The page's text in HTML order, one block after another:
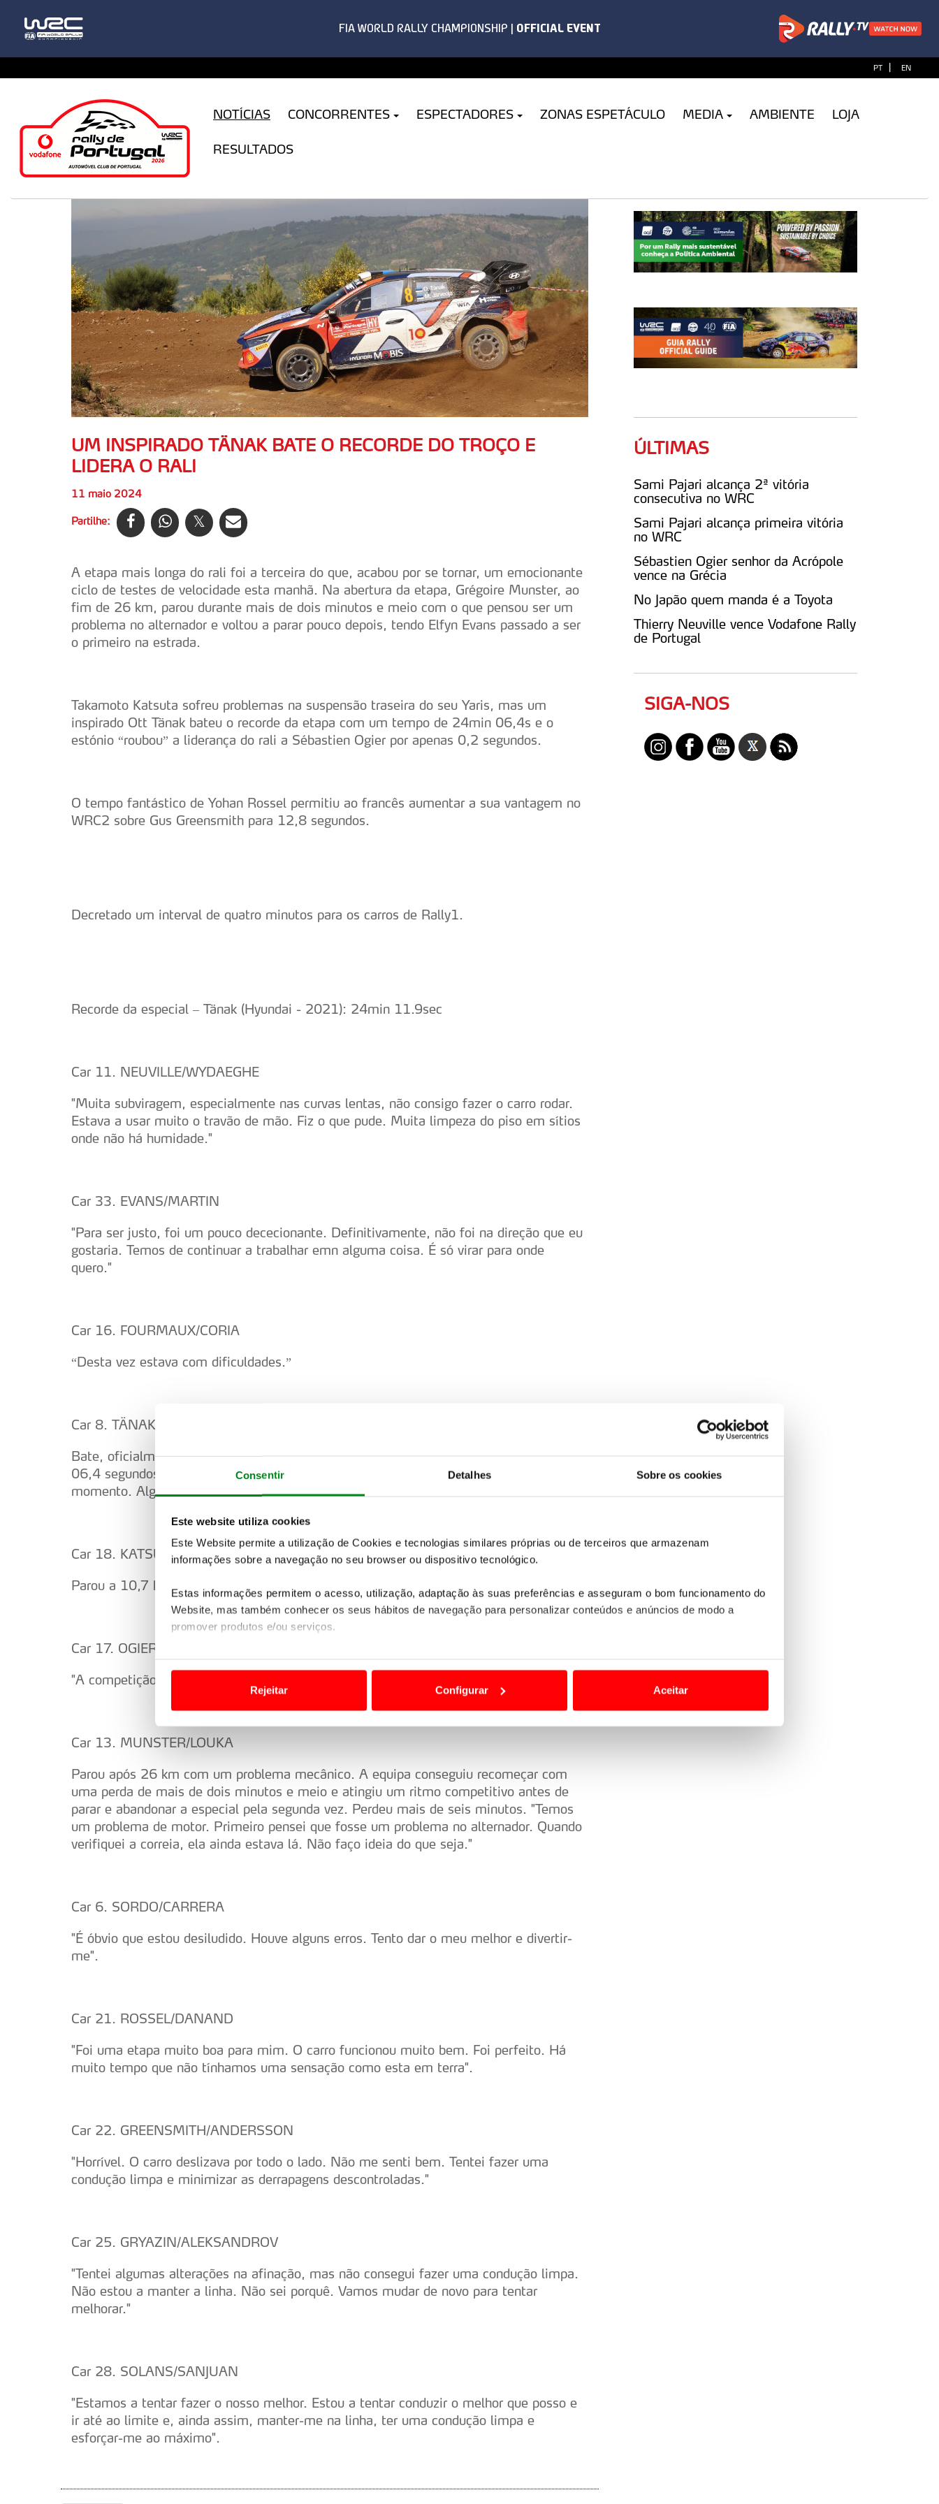
Consentir Detalhes Sobre os cookies
Este website utiliza cookies
Este Website permite a utilização de Cookies e tecnologias similares próprias ou de terceiros que armazenam
informações sobre a navegação no seu browser ou dispositivo tecnológico.
Estas informações permitem o acesso, utilização, adaptação às suas preferências e asseguram o bom funcionamento do
Website, mas também conhecer os seus hábitos de navegação para personalizar conteúdos e anúncios de modo a
promover produtos e/ou serviços.
Usamos cookies para melhorar a sua experiência digital, personalizar conteúdos e anúncios, para lhe proporcionar
funcionalidades de redes sociais, bem como para analisar dados de navegação no nosso website.
e organizações na UE e em países terceiros.
O ACP garantirá que as transferências internacionais de dados pessoais serão realizadas apenas com o seu
consentimento e quando tal se afigure estritamente necessário no contexto dos serviços a prestar.
Consulte a política de cookies do site.
Rejeitar Configurar Aceitar
PT | EN
NOTÍCIAS CONCORRENTES ESPECTADORES ZONAS ESPETÁCULO MEDIA AMBIENTE LOJA
RESULTADOS
UM INSPIRADO TÄNAK BATE O RECORDE DO TROÇO E
LIDERA O RALI
11 maio 2024
Partilhe:
A etapa mais longa do rali foi a terceira do que, acabou por se tornar, um emocionante
ciclo de testes de velocidade esta manhã. Na abertura da etapa, Grégoire Munster, ao
fim de 26 km, parou durante mais de dois minutos e meio com o que pensou ser um
problema no alternador e voltou a parar pouco depois, tendo Elfyn Evans passado a ser
o primeiro na estrada.
Takamoto Katsuta sofreu problemas na suspensão traseira do seu Yaris, mas um
inspirado Ott Tänak bateu o recorde da etapa com um tempo de 24min 06,4s e o
estónio “roubou” a liderança do rali a Sébastien Ogier por apenas 0,2 segundos.
O tempo fantástico de Yohan Rossel permitiu ao francês aumentar a sua vantagem no
WRC2 sobre Gus Greensmith para 12,8 segundos.
Decretado um interval de quatro minutos para os carros de Rally1.
Recorde da especial – Tänak (Hyundai - 2021): 24min 11.9sec
Car 11. NEUVILLE/WYDAEGHE
"Muita subviragem, especialmente nas curvas lentas, não consigo fazer o carro rodar.
Estava a usar muito o travão de mão. Fiz o que pude. Muita limpeza do piso em sítios
onde não há humidade."
Car 33. EVANS/MARTIN
"Para ser justo, foi um pouco dececionante. Definitivamente, não foi na direção que eu
gostaria. Temos de continuar a trabalhar emn alguma coisa. É só virar para onde
quero."
Car 16. FOURMAUX/CORIA
“Desta vez estava com dificuldades.”
Car 8. TÄNAK/JÄRVEOJA
Bate, oficialmente, o recorde do troço de Amarante 1 com um tempo de 24 minutos e
06,4 segundos. "Vamos ver, eu tento. Acho que é assim que as coisas são neste
momento. Alguns sítios são surpreendentes. Não sei bem onde está o limite..."
Car 18. KATSUTA/JOHNSTON
Parou a 10,7 km do fim da especial com problemas na suspensão traseira direita.
Car 17. OGIER/LANDAIS
"A competição está ao rubro. Seria uma novidade se eu tivesse medo de alguém..."
Car 13. MUNSTER/LOUKA
Parou após 26 km com um problema mecânico. A equipa conseguiu recomeçar com
uma perda de mais de dois minutos e meio e atingiu um ritmo competitivo antes de
parar e abandonar a especial pela segunda vez. Perdeu mais de seis minutos. "Temos
um problema de motor. Primeiro pensei que fosse um problema no alternador. Quando
verifiquei a correia, ela ainda estava lá. Não faço ideia do que seja."
Car 6. SORDO/CARRERA
"É óbvio que estou desiludido. Houve alguns erros. Tento dar o meu melhor e divertir-
me".
Car 21. ROSSEL/DANAND
"Foi uma etapa muito boa para mim. O carro funcionou muito bem. Foi perfeito. Há
muito tempo que não tínhamos uma sensação como esta em terra".
Car 22. GREENSMITH/ANDERSSON
"Horrível. O carro deslizava por todo o lado. Não me senti bem. Tentei fazer uma
condução limpa e minimizar as derrapagens descontroladas."
Car 25. GRYAZIN/ALEKSANDROV
"Tentei algumas alterações na afinação, mas não consegui fazer uma condução limpa.
Não estou a manter a linha. Não sei porquê. Vamos mudar de novo para tentar
melhorar."
Car 28. SOLANS/SANJUAN
"Estamos a tentar fazer o nosso melhor. Estou a tentar conduzir o melhor que posso e
ir até ao limite e, ainda assim, manter-me na linha, ter uma condução limpa e
esforçar-me ao máximo".
ÚLTIMAS
Sami Pajari alcança 2ª vitória
consecutiva no WRC
Sami Pajari alcança primeira vitória
no WRC
Sébastien Ogier senhor da Acrópole
vence na Grécia
No Japão quem manda é a Toyota
Thierry Neuville vence Vodafone Rally
de Portugal
SIGA-NOS